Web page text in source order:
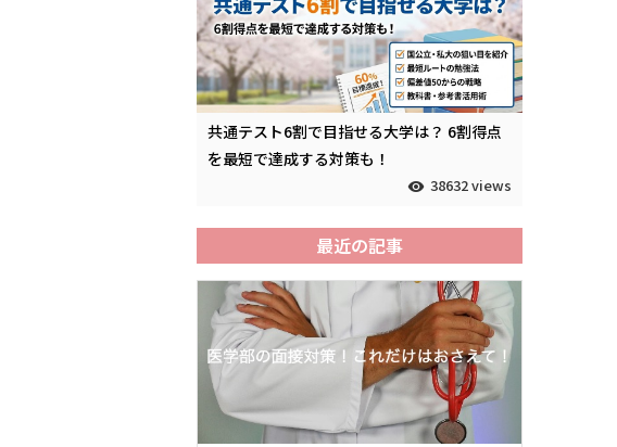
共通テスト6割で目指せる大学は？ 6割得点
を最短で達成する対策も！
38632 views
最近の記事